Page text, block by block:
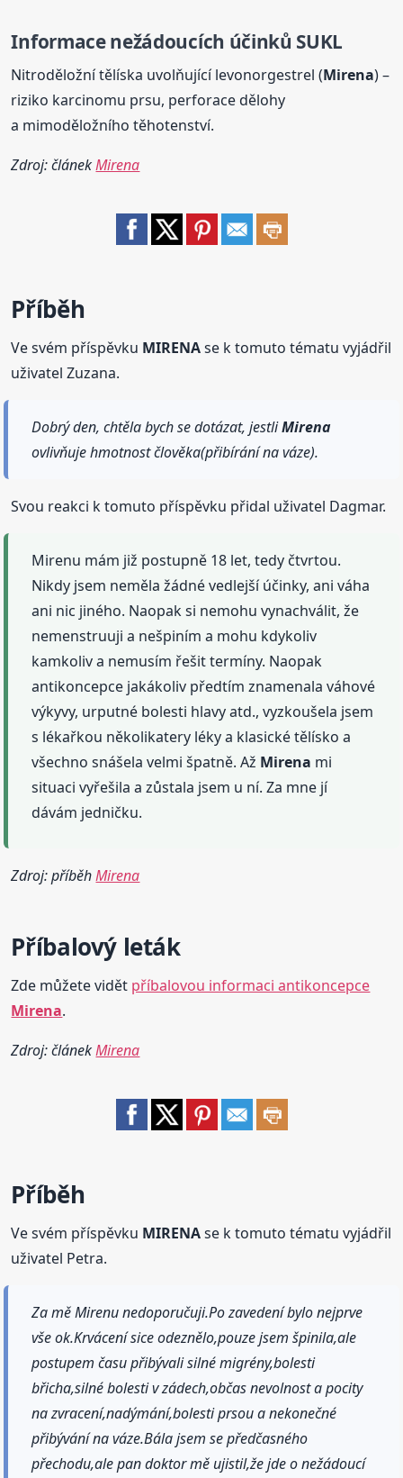
Informace nežádoucích účinků SUKL
Nitroděložní tělíska uvolňující levonorgestrel (Mirena) –
riziko karcinomu prsu, perforace dělohy
a mimoděložního těhotenství.
Zdroj: článekMirena
Příběh
Ve svém příspěvku MIRENAse k tomuto tématu vyjádřil
uživatel Zuzana.
Dobrý den, chtěla bych se dotázat, jestliMirena
ovlivňuje hmotnost člověka(přibírání na váze).
Svou reakci k tomuto příspěvku přidal uživatel Dagmar.
Mirenu mám již postupně 18 let, tedy čtvrtou.
Nikdy jsem neměla žádné vedlejší účinky, ani váha
ani nic jiného. Naopak si nemohu vynachválit, že
nemenstruuji a nešpiním a mohu kdykoliv
kamkoliv a nemusím řešit termíny. Naopak
antikoncepce jakákoliv předtím znamenala váhové
výkyvy, urputné bolesti hlavy atd., vyzkoušela jsem
s lékařkou několikatery léky a klasické tělísko a
všechno snášela velmi špatně. Až Mirena mi
situaci vyřešila a zůstala jsem u ní. Za mne jí
dávám jedničku.
Zdroj: příběhMirena
Příbalový leták
Zde můžete vidět příbalovou informaci antikoncepce
Mirena.
Zdroj: článekMirena
Příběh
Ve svém příspěvku MIRENAse k tomuto tématu vyjádřil
uživatel Petra.
Za mě Mirenu nedoporučuji.Po zavedení bylo nejprve
vše ok.Krvácení sice odeznělo,pouze jsem špinila,ale
postupem času přibývali silné migrény,bolesti
břicha,silné bolesti v zádech,občas nevolnost a pocity
na zvracení,nadýmání,bolesti prsou a nekonečné
přibývání na váze.Bála jsem se předčasného
přechodu,ale pan doktor mě ujistil,že jde o nežádoucí